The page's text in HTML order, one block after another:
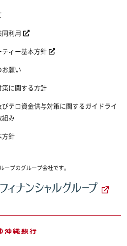
プのグループ会社です。
利用
ィー基本方針
お願い
に関する方針
びテロ資金供与対策に関するガイドライ
組み
方針